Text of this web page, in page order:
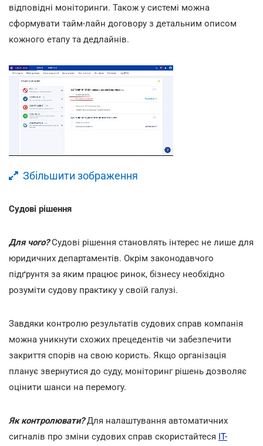
відповідні моніторинги. Також у системі можна
сформувати тайм-лайн договору з детальним описом
кожного етапу та дедлайнів.
Збільшити зображення
Судові рішення
Для чого?Судові рішення становлять інтерес не лише для
юридичних департаментів. Окрім законодавчого
підґрунтя за яким працює ринок, бізнесу необхідно
розуміти судову практику у своїй галузі.
Завдяки контролю результатів судових справ компанія
можна уникнути схожих прецедентів чи забезпечити
закриття спорів на свою користь. Якщо організація
планує звернутися до суду, моніторинг рішень дозволяє
оцінити шанси на перемогу.
Як контролювати?Для налаштування автоматичних
сигналів про зміни судових справ скористайтеся ІТ-